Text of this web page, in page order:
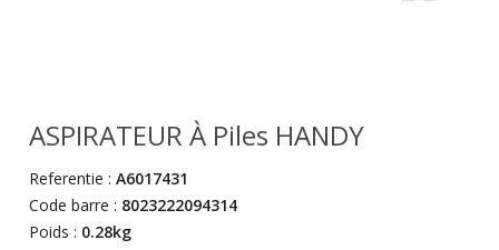
ASPIRATEUR À Piles HANDY
Referentie : A6017431
Code barre : 8023222094314
Poids : 0.28kg